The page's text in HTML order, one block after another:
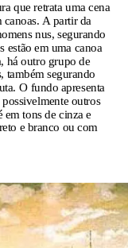
que retrata uma cena
canoas. A partir da
nus, segurando
estão em uma canoa
há outro grupo de
também segurando
O fundo apresenta
outros
em tons de cinza e
e branco ou com